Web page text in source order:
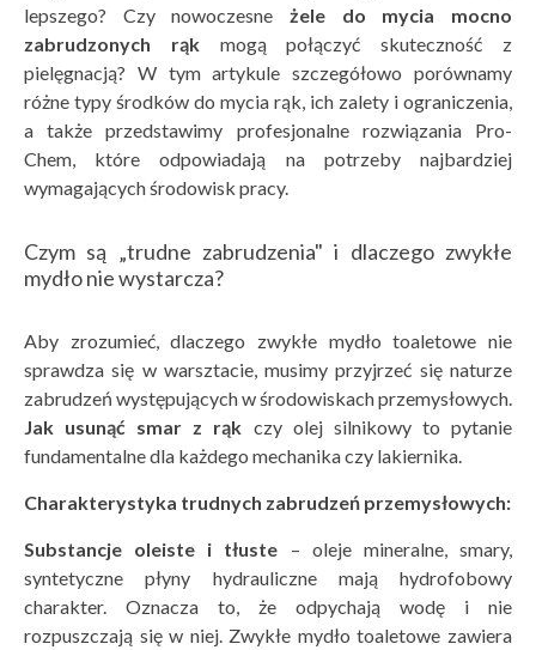
lepszego? Czy nowoczesne żele do mycia mocno
zabrudzonych rąkmogą połączyć skuteczność z
pielęgnacją? W tym artykule szczegółowo porównamy
różne typy środków do mycia rąk, ich zalety i ograniczenia,
a także przedstawimy profesjonalne rozwiązania Pro-
Chem, które odpowiadają na potrzeby najbardziej
wymagających środowisk pracy.
Czym są „trudne zabrudzenia" i dlaczego zwykłe
mydło nie wystarcza?
Aby zrozumieć, dlaczego zwykłe mydło toaletowe nie
sprawdza się w warsztacie, musimy przyjrzeć się naturze
zabrudzeń występujących w środowiskach przemysłowych.
Jak usunąć smar z rąk czy olej silnikowy to pytanie
fundamentalne dla każdego mechanika czy lakiernika.
Charakterystyka trudnych zabrudzeń przemysłowych:
Substancje oleiste i tłuste – oleje mineralne, smary,
syntetyczne płyny hydrauliczne mają hydrofobowy
charakter. Oznacza to, że odpychają wodę i nie
rozpuszczają się w niej. Zwykłe mydło toaletowe zawiera